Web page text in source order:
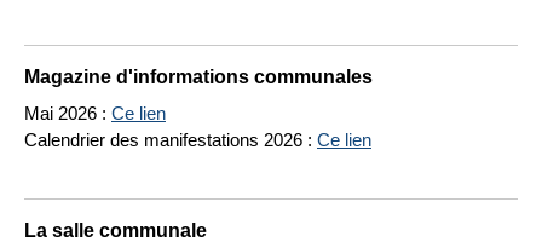
Magazine d'informations communales
Mai 2026 : Ce lien
Calendrier des manifestations 2026 : Ce lien
La salle communale